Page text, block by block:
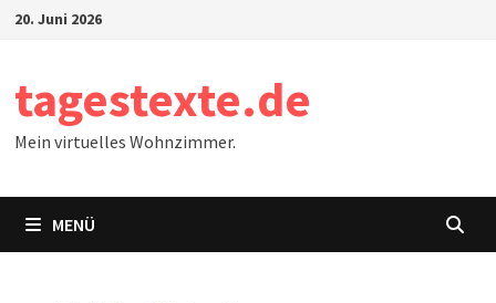
Zum20. Juni 2026
tagestexte.de
Mein virtuelles Wohnzimmer.
MENÜ